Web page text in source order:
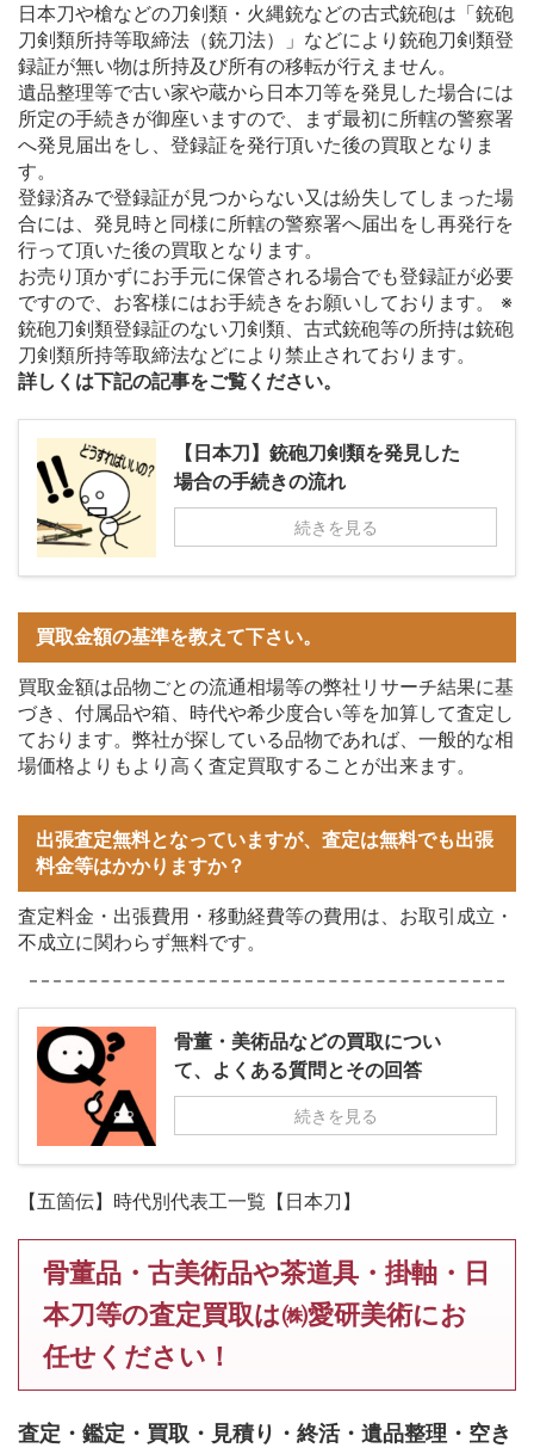
日本刀や槍などの刀剣類・火縄銃などの古式銃砲は「銃砲
刀剣類所持等取締法（銃刀法）」などにより銃砲刀剣類登
録証が無い物は所持及び所有の移転が行えません。
遺品整理等で古い家や蔵から日本刀等を発見した場合には
所定の手続きが御座いますので、まず最初に所轄の警察署
へ発見届出をし、登録証を発行頂いた後の買取となりま
す。
登録済みで登録証が見つからない又は紛失してしまった場
合には、発見時と同様に所轄の警察署へ届出をし再発行を
行って頂いた後の買取となります。
お売り頂かずにお手元に保管される場合でも登録証が必要
ですので、お客様にはお手続きをお願いしております。 ※
銃砲刀剣類登録証のない刀剣類、古式銃砲等の所持は銃砲
刀剣類所持等取締法などにより禁止されております。
詳しくは下記の記事をご覧ください。
【日本刀】銃砲刀剣類を発見した
場合の手続きの流れ
続きを見る
買取金額の基準を教えて下さい。
買取金額は品物ごとの流通相場等の弊社リサーチ結果に基
づき、付属品や箱、時代や希少度合い等を加算して査定し
ております。弊社が探している品物であれば、一般的な相
場価格よりもより高く査定買取することが出来ます。
出張査定無料となっていますが、査定は無料でも出張
料金等はかかりますか？
査定料金・出張費用・移動経費等の費用は、お取引成立・
不成立に関わらず無料です。
骨董・美術品などの買取につい
て、よくある質問とその回答
続きを見る
【五箇伝】時代別代表工一覧【日本刀】
骨董品・古美術品や茶道具・掛軸・日
本刀等の査定買取は㈱愛研美術にお
任せください！
査定・鑑定・買取・見積り・終活・遺品整理・空き